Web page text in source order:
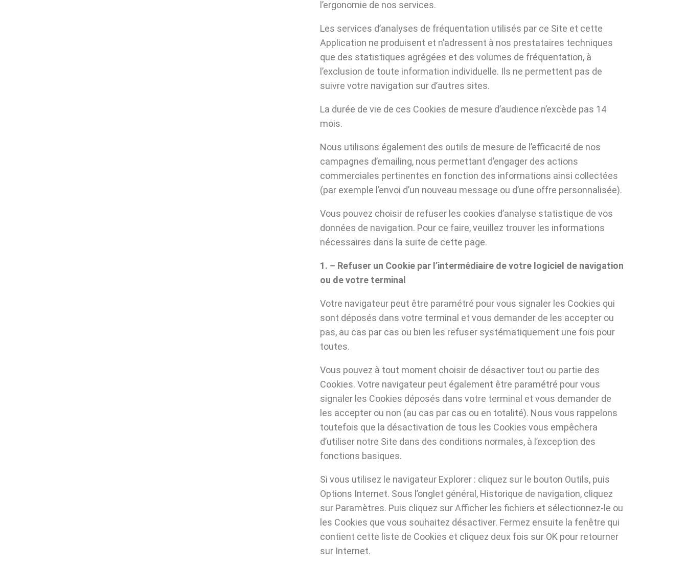
l’ergonomie de nos services.
Les services d’analyses de fréquentation utilisés par ce Site et cette
Application ne produisent et n’adressent à nos prestataires techniques
que des statistiques agrégées et des volumes de fréquentation, à
l’exclusion de toute information individuelle. Ils ne permettent pas de
suivre votre navigation sur d’autres sites.
La durée de vie de ces Cookies de mesure d’audience n’excède pas 14
mois.
Nous utilisons également des outils de mesure de l’efficacité de nos
campagnes d’emailing, nous permettant d’engager des actions
commerciales pertinentes en fonction des informations ainsi collectées
(par exemple l’envoi d’un nouveau message ou d’une offre personnalisée).
Vous pouvez choisir de refuser les cookies d’analyse statistique de vos
données de navigation. Pour ce faire, veuillez trouver les informations
nécessaires dans la suite de cette page.
1. – Refuser un Cookie par l’intermédiaire de votre logiciel de navigation
ou de votre terminal
Votre navigateur peut être paramétré pour vous signaler les Cookies qui
sont déposés dans votre terminal et vous demander de les accepter ou
pas, au cas par cas ou bien les refuser systématiquement une fois pour
toutes.
Vous pouvez à tout moment choisir de désactiver tout ou partie des
Cookies. Votre navigateur peut également être paramétré pour vous
signaler les Cookies déposés dans votre terminal et vous demander de
les accepter ou non (au cas par cas ou en totalité). Nous vous rappelons
toutefois que la désactivation de tous les Cookies vous empêchera
d’utiliser notre Site dans des conditions normales, à l’exception des
fonctions basiques.
Si vous utilisez le navigateur Explorer : cliquez sur le bouton Outils, puis
Options Internet. Sous l’onglet général, Historique de navigation, cliquez
sur Paramètres. Puis cliquez sur Afficher les fichiers et sélectionnez-le ou
les Cookies que vous souhaitez désactiver. Fermez ensuite la fenêtre qui
contient cette liste de Cookies et cliquez deux fois sur OK pour retourner
sur Internet.